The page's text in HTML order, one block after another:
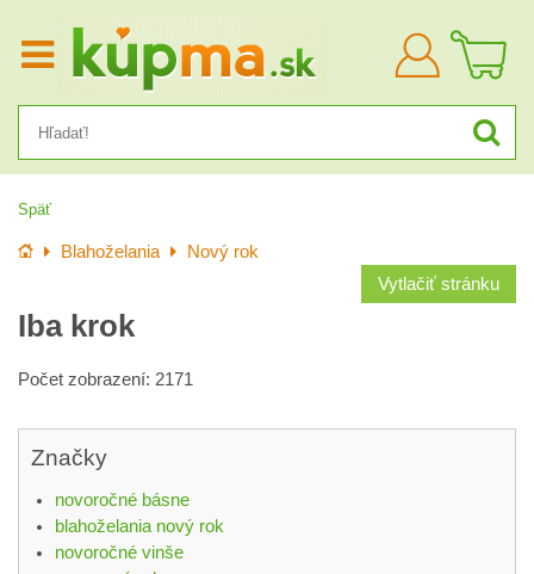
Prihlásiť
sa
Späť
Úvod Blahoželania
Nový rok
Vytlačiť stránku
Iba krok
Počet zobrazení: 2171
Značky
novoročné básne
blahoželania nový rok
novoročné vinše